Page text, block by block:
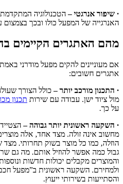
· שיפור אנרגטי –הטכנולוגיה
האנרגייה של המפעל כולו ובכך בצמצום
מהם האתגרים הקיימים
אם מעוניינים להקים מפעל מודרני
אתגרים חשובים:
· התכנון מורכב יותר –כולל הצורך
מול ציוד ישן. עבודה עם שירות תכנון
על כך.
· השקעה ראשונית יותר גבוהה –
מחשוב אינה זולה. מצד אחד, אלה
הוזלה, כמו כל מוצר בשוק תחרותי.
גבול כמה אפשר להוזיל אותם. מה גם
והמוצרים מקבלים יכולות חדשות
ולמחירם. השקעה ראשונית ב”מפעל
והסתייעות בשירותי ייעוץ.